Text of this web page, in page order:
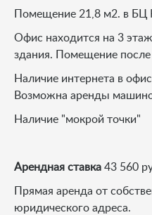
Помещение 21,8 м2. в БЦ
Офис находится на 3
здания. Помещение после
Наличие интернета в
Возможна аренды
Наличие "мокрой точки"
Арендная ставка 43 560
Прямая аренда от
юридического адреса.